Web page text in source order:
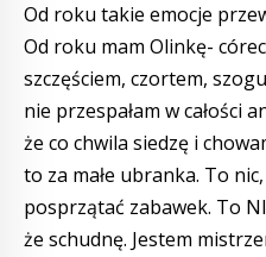
Od roku takie emocje
Od roku mam Olinkę-
szczęściem, czortem,
nie przespałam w całości
że co chwila siedzę i
to za małe ubranka. To
posprzątać zabawek. To
że schudnę. Jestem